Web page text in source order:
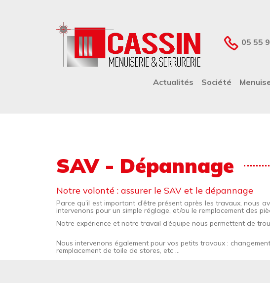
05 55
NAVIGATION PRINCIPALE
Actualités Société
SAV - Dépannage
Notre volonté : assurer le SAV et le dépannage
Parce qu’il est important d’être présent après les travaux, nous
intervenons pour un simple réglage, et/ou le remplacement des
Notre expérience et notre travail d’équipe nous permettent de
Nous intervenons également pour vos petits travaux :
remplacement de toile de stores, etc …